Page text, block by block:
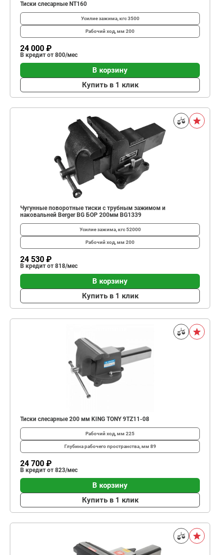
Тиски слесарные NT160
Усилие зажима, кгс3500
Рабочий ход, мм 200
24 000 ₽
В кредит от 800/мес
В корзину
Купить в 1 клик
Чугунные поворотные тиски с трубным зажимом и
наковальней Berger BG БОР 200мм BG1339
Усилие зажима, кгс52000
Рабочий ход, мм 200
24 530 ₽
В кредит от 818/мес
В корзину
Купить в 1 клик
Тиски слесарные 200 мм KING TONY 9TZ11-08
Рабочий ход, мм 225
Глубина рабо­чего простран­ства, мм 89
24 700 ₽
В кредит от 823/мес
В корзину
Купить в 1 клик